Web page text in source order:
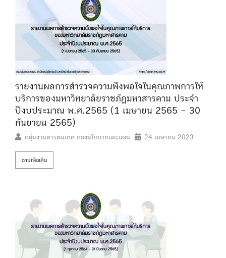
รายงานผลการสำรวจความพึงพอใจในคุณภาพการให้
บริการของมหาวิทยาลัยราชภัฏมหาสารคาม ประจำ
ปีงบประมาณ พ.ศ.2565 (1 เมษายน 2565 – 30
กันยายน 2565)
กลุ่มงานสารสนเทศ กองนโยบายและแผน 24 เมษายน 2023
อ่านเพิ่มเติม